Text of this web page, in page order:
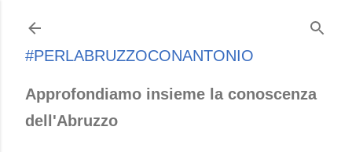
#PERLABRUZZOCONANTONIO
Approfondiamo insieme la conoscenza
dell'Abruzzo